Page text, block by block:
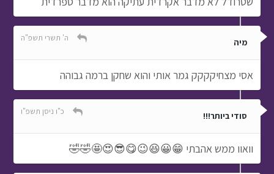
מיה ה' תשרי תשפ"ה
אסי מצחיקקקק גמר אותי והוא שחקן ברמה גבוהה
סודי ביותר!!! כ"ו ניסן תשפ"ו
וואוו ממש אהבתי 😁😀😆😉😋😎😍🤩🤣🤣